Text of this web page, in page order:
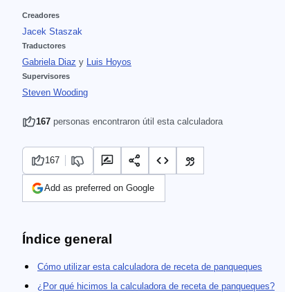
Creadores
Jacek Staszak
Traductores
Gabriela Diaz y Luis Hoyos
Supervisores
Steven Wooding
167 personas encontraron útil esta calculadora
167
Add as preferred on Google
Índice general
Cómo utilizar esta calculadora de receta de panqueques
¿Por qué hicimos la calculadora de receta de panqueques?